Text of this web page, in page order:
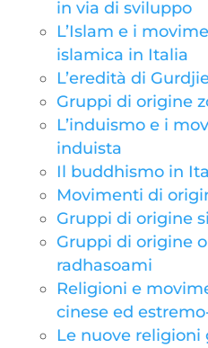
in via di sviluppo
L’Islam e i
islamica in Italia
L’eredità di
Gruppi di origine
L’induismo e i
induista
Il buddhismo in
Movimenti di
Gruppi di origine
Gruppi di origine
radhasoami
Religioni e
cinese ed
Le nuove religioni